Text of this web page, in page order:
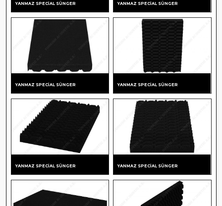
SHOWROOM
GÖRSELLERI
YANMAZ SPECIAL SÜNGER YANMAZ SPECIAL SÜNGER
YANMAZ SPECIAL SÜNGER YANMAZ SPECIAL SÜNGER
YANMAZ SPECIAL SÜNGER YANMAZ SPECIAL SÜNGER